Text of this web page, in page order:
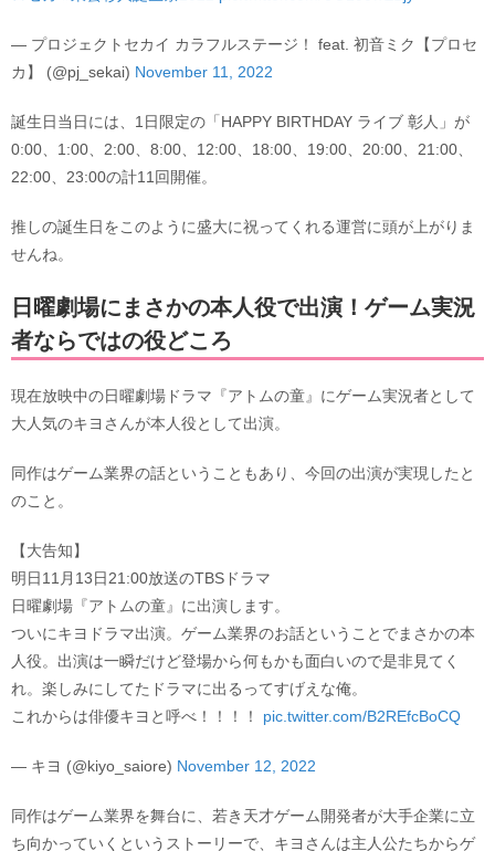
— プロジェクトセカイ カラフルステージ！ feat. 初音ミク【プロセ
カ】 (@pj_sekai) November 11, 2022
誕生日当日には、1日限定の「HAPPY BIRTHDAY ライブ 彰人」が
0:00、1:00、2:00、8:00、12:00、18:00、19:00、20:00、21:00、
22:00、23:00の計11回開催。
推しの誕生日をこのように盛大に祝ってくれる運営に頭が上がりま
せんね。
日曜劇場にまさかの本人役で出演！ゲーム実況
者ならではの役どころ
現在放映中の日曜劇場ドラマ『アトムの童』にゲーム実況者として
大人気のキヨさんが本人役として出演。
同作はゲーム業界の話ということもあり、今回の出演が実現したと
のこと。
【大告知】
明日11月13日21:00放送のTBSドラマ
日曜劇場『アトムの童』に出演します。
ついにキヨドラマ出演。ゲーム業界のお話ということでまさかの本
人役。出演は一瞬だけど登場から何もかも面白いので是非見てく
れ。楽しみにしてたドラマに出るってすげえな俺。
これからは俳優キヨと呼べ！！！！ pic.twitter.com/B2REfcBoCQ
— キヨ (@kiyo_saiore) November 12, 2022
同作はゲーム業界を舞台に、若き天才ゲーム開発者が大手企業に立
ち向かっていくというストーリーで、キヨさんは主人公たちからゲ